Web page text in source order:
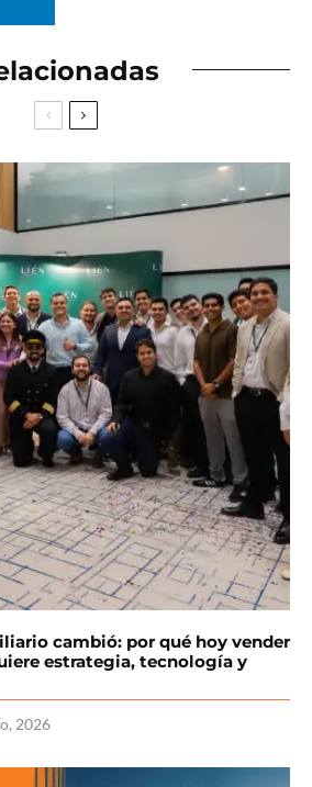
cambió: por qué hoy vender
estrategia, tecnología y
2026